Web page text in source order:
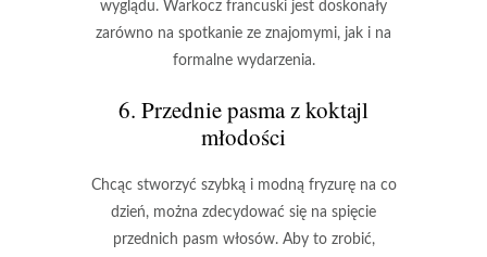
wyglądu. Warkocz francuski jest doskonały
zarówno na spotkanie ze znajomymi, jak i na
formalne wydarzenia.
6. Przednie pasma z koktajl
młodości
Chcąc stworzyć szybką i modną fryzurę na co
dzień, można zdecydować się na spięcie
przednich pasm włosów. Aby to zrobić,